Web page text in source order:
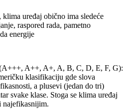
uređaj obično ima sledeće
raspored rada, pametno
energije
A++, A+, A, B, C, D, E, F, G):
klasifikaciju gde slova
a plusevi (jedan do tri)
svake klase. Stoga se klima uređaj
najefikasnijim.